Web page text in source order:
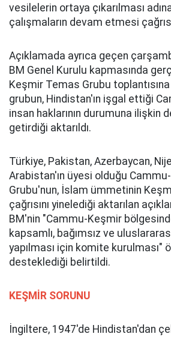
vesilelerin ortaya çıkarılması
çalışmaların devam etmesi
Açıklamada ayrıca geçen
BM Genel Kurulu kapmasında
Keşmir Temas Grubu
grubun, Hindistan'ın işgal ettiği
insan haklarının durumuna ilişkin
getirdiği aktarıldı.
Türkiye, Pakistan, Azerbaycan,
Arabistan'ın üyesi olduğu
Grubu'nun, İslam ümmetinin
çağrısını yinelediği aktarılan
BM'nin "Cammu-Keşmir
kapsamlı, bağımsız ve
yapılması için komite kurulması"
desteklediği belirtildi.
KEŞMİR SORUNU
İngiltere, 1947'de Hindistan'dan